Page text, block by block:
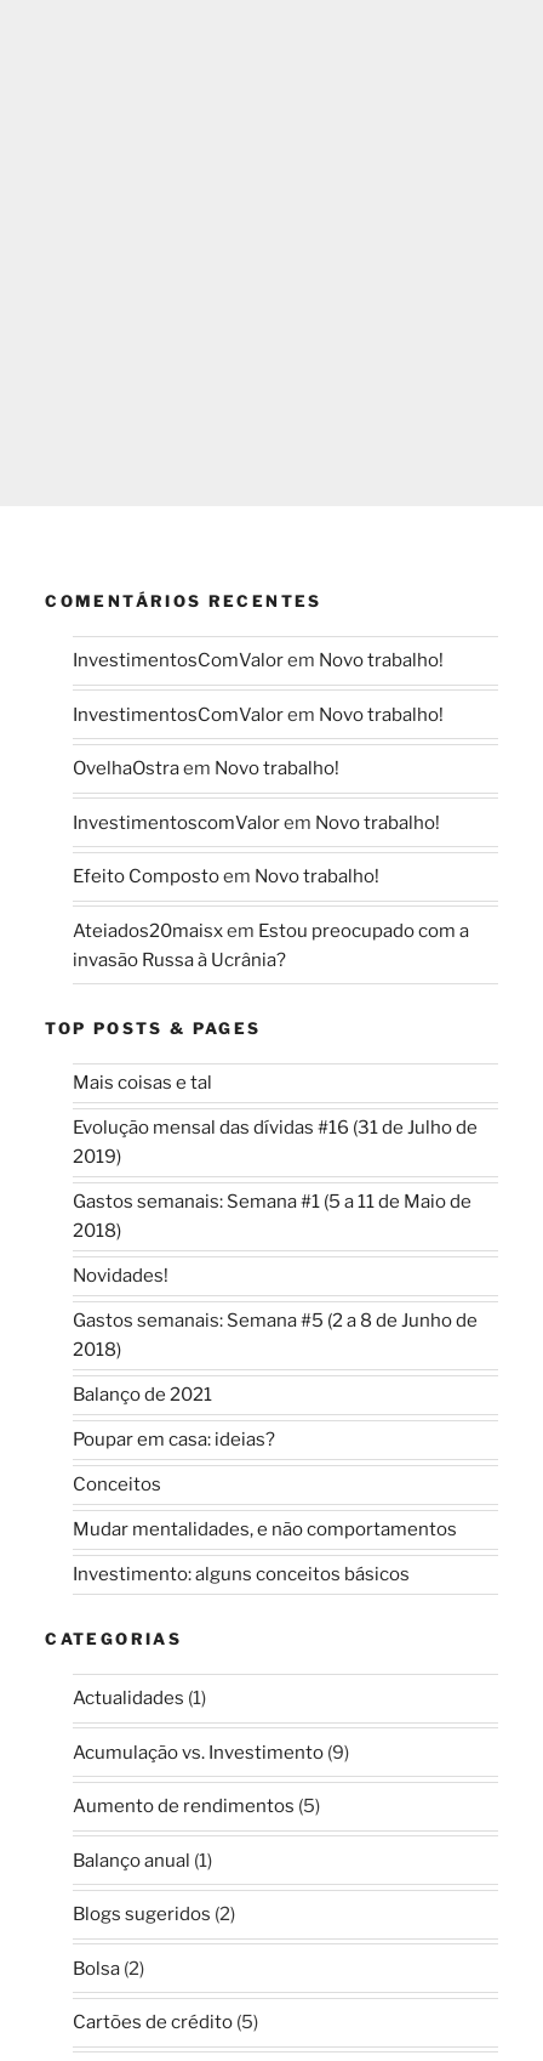
COMENTÁRIOS RECENTES
InvestimentosComValorem Novo trabalho!
InvestimentosComValorem Novo trabalho!
OvelhaOstraem Novo trabalho!
InvestimentoscomValorem Novo trabalho!
Efeito Compostoem Novo trabalho!
Ateiados20maisxem Estou preocupado com a
invasão Russa à Ucrânia?
TOP POSTS & PAGES
Mais coisas e tal
Evolução mensal das dívidas #16 (31 de Julho de
2019)
Gastos semanais: Semana #1 (5 a 11 de Maio de
2018)
Novidades!
Gastos semanais: Semana #5 (2 a 8 de Junho de
2018)
Balanço de 2021
Poupar em casa: ideias?
Conceitos
Mudar mentalidades, e não comportamentos
Investimento: alguns conceitos básicos
CATEGORIAS
Actualidades (1)
Acumulação vs. Investimento(9)
Aumento de rendimentos (5)
Balanço anual (1)
Blogs sugeridos (2)
Bolsa(2)
Cartões de crédito(5)